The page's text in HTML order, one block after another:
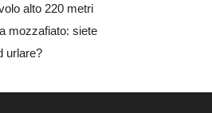
alto 220 metri
mozzafiato: siete
urlare?